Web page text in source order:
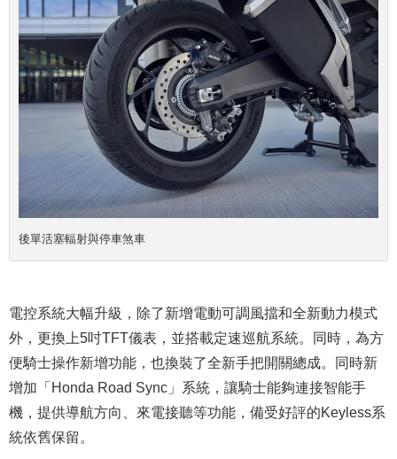
後單活塞輻射與停車煞車
電控系統大幅升級，除了新增電動可調風擋和全新動力模式
外，更換上5吋TFT儀表，並搭載定速巡航系統。同時，為方
便騎士操作新增功能，也換裝了全新手把開關總成。同時新
增加「Honda Road Sync」系統，讓騎士能夠連接智能手
機，提供導航方向、來電接聽等功能，備受好評的Keyless系
統依舊保留。